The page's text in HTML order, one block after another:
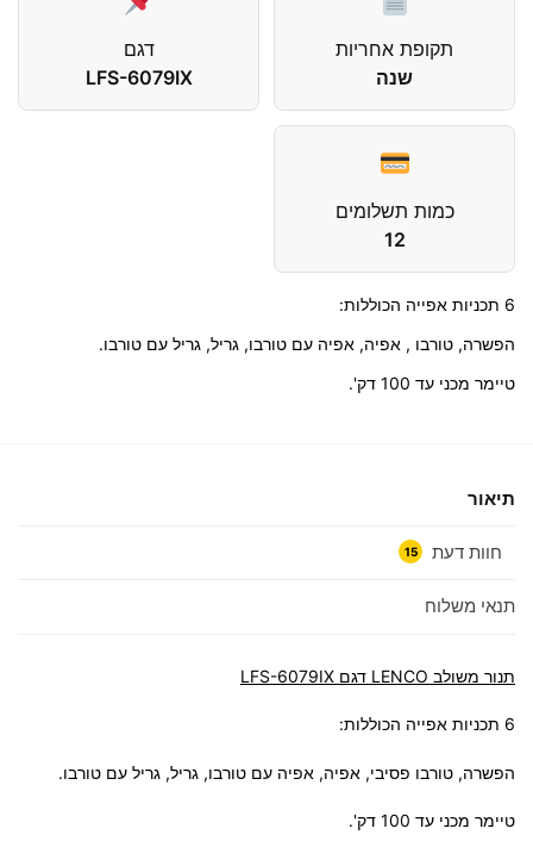
תקופת אחריות
שנה
דגם
LFS-6079IX
כמות תשלומים
12
6 תכניות אפייה הכוללות:
הפשרה, טורבו , אפיה, אפיה עם טורבו, גריל, גריל עם טורבו.
טיימר מכני עד 100 דק'.
תיאור
חוות דעת 15
תנאי משלוח
תנור משולב LENCO דגם LFS-6079IX
6 תכניות אפייה הכוללות:
הפשרה, טורבו פסיבי, אפיה, אפיה עם טורבו, גריל, גריל עם טורבו.
טיימר מכני עד 100 דק'.